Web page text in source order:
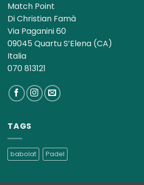
Match Point
Di Christian Famà
Via Paganini 60
09045 Quartu S’Elena (CA)
Italia
070 813121
TAGS
babolat Padel